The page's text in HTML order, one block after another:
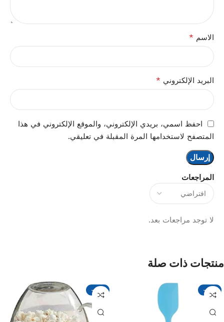
المراجعات
لا توجد مراجعات بعد.
الاسم *
البريد الإلكتروني *
احفظ اسمي، بريدي الإلكتروني، والموقع الإلكتروني في هذا
المتصفح لاستخدامها المرة المقبلة في تعليقي.
منتجات ذات صلة
-17%
-17%